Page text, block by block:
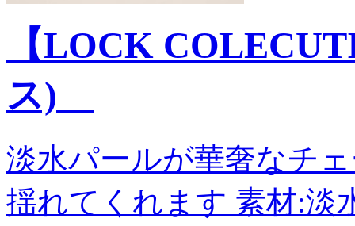
【LOCK
ス)
淡水パールが華奢なチ
揺れてくれます 素材: